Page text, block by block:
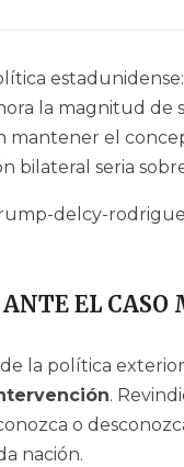
la magnitud de
mantener el
bilateral seria
delcy-
EL CASO
la política
.
o
nación.